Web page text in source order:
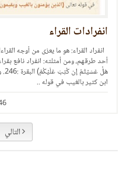
العشر الصغرى: برنامج
إخراج الخلاف والاتفاق
والكلمات القرآنية) ويحتوي
الخلاف بين القراء، مقارنة
التالي